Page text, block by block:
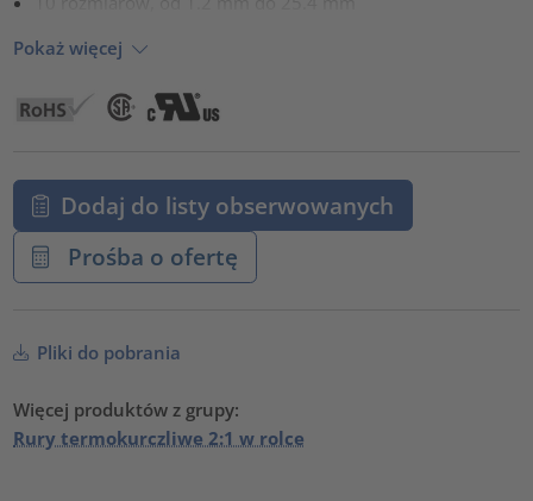
Pokaż więcej
Dodaj do listy obserwowanych
Prośba o ofertę
Pliki do pobrania
Więcej produktów z grupy:
Rury termokurczliwe 2:1 w rolce